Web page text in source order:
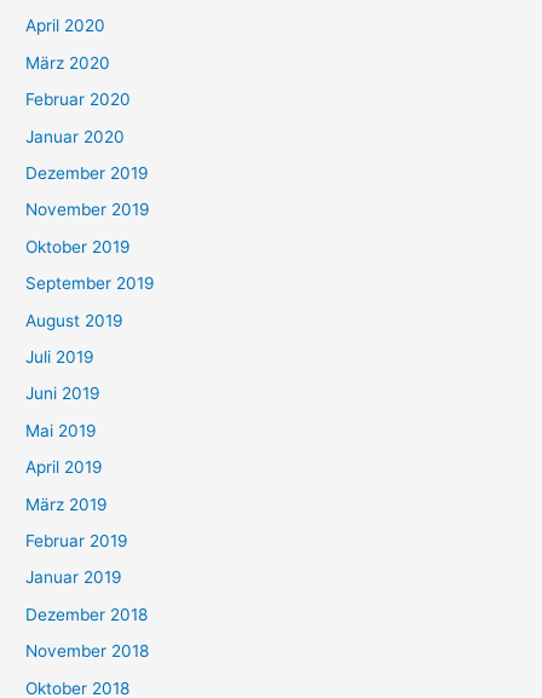
April 2020
März 2020
Februar 2020
Januar 2020
Dezember 2019
November 2019
Oktober 2019
September 2019
August 2019
Juli 2019
Juni 2019
Mai 2019
April 2019
März 2019
Februar 2019
Januar 2019
Dezember 2018
November 2018
Oktober 2018